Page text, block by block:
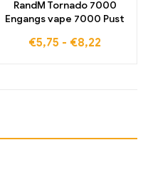
RandM Tornado 7000
Engangs vape 7000 Pust
€5,75 - €8,22